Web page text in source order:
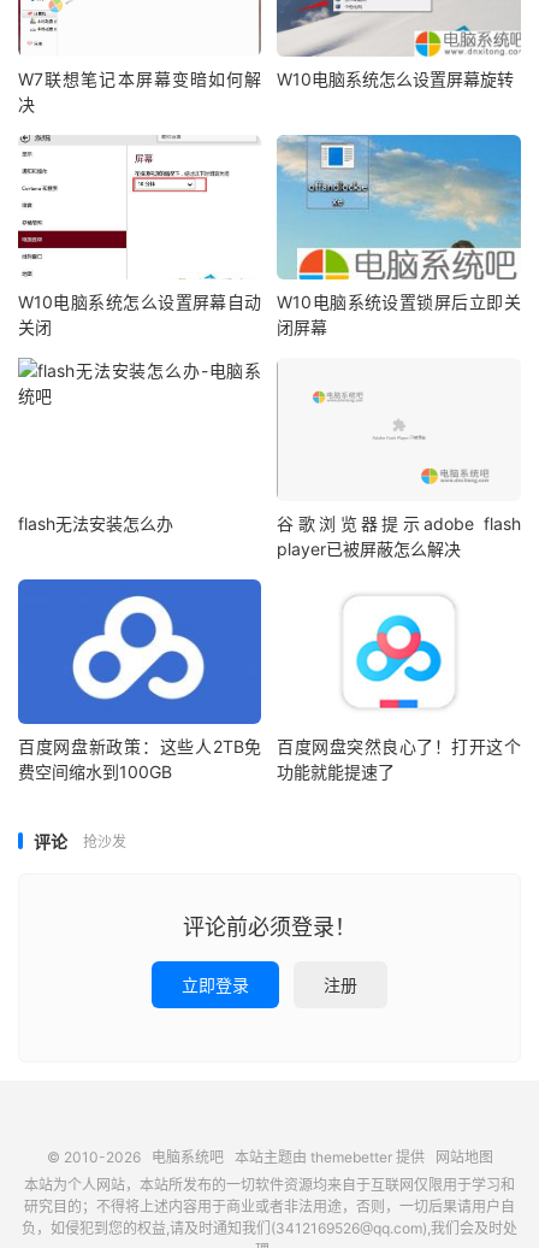
W7联想笔记本屏幕变暗如何解
决
W10电脑系统怎么设置屏幕旋转
W10电脑系统怎么设置屏幕自动
关闭
W10电脑系统设置锁屏后立即关
闭屏幕
flash无法安装怎么办
谷歌浏览器提示adobe flash
player已被屏蔽怎么解决
百度网盘新政策：这些人2TB免
费空间缩水到100GB
百度网盘突然良心了！打开这个
功能就能提速了
评论 抢沙发
评论前必须登录！
立即登录 注册
© 2010-2026 电脑系统吧本站主题由 themebetter提供
网站地图
本站为个人网站，本站所发布的一切软件资源均来自于互联网仅限用于学习和
研究目的；不得将上述内容用于商业或者非法用途，否则，一切后果请用户自
负，如侵犯到您的权益,请及时通知我们(3412169526@qq.com),我们会及时处